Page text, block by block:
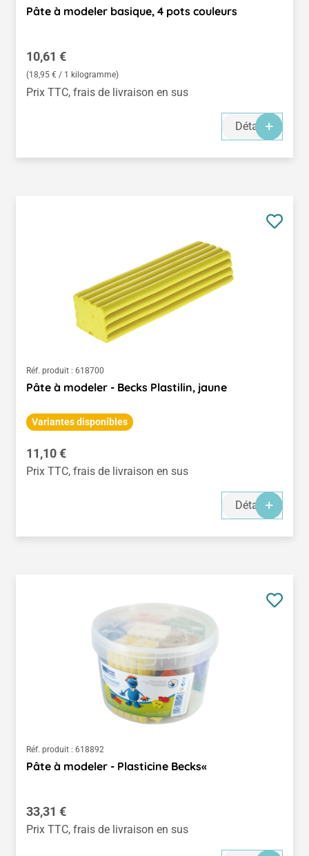
Pâte à modeler basique, 4 pots couleurs
Prix régulier :
10,61 €
(18,95 € / 1 kilogramme)
Prix TTC, frais de livraison en sus
Détails
Réf. produit : 618700
Pâte à modeler - Becks Plastilin, jaune
Variantes disponibles
Prix régulier :
11,10 €
Prix TTC, frais de livraison en sus
Détails
Réf. produit : 618892
Pâte à modeler - Plasticine Becks«
Prix régulier :
33,31 €
Prix TTC, frais de livraison en sus